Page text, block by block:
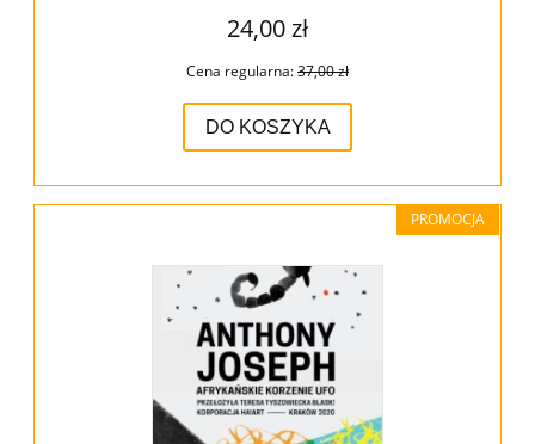
24,00 zł
Cena regularna:37,00 zł
DO KOSZYKA
PROMOCJA